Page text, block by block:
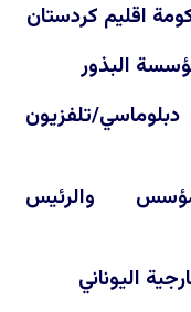
اقليم كردستان
البذور
تلفزيون
والرئيس
اليوناني